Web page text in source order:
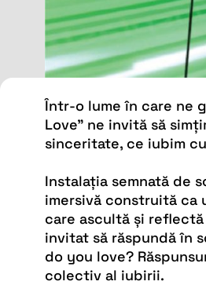
Într-o lume în care ne
Love” ne invită să
sinceritate, ce iubim
Instalația semnată de
imersivă construită ca
care ascultă și
invitat să răspundă în
do you love?
colectiv al iubirii.